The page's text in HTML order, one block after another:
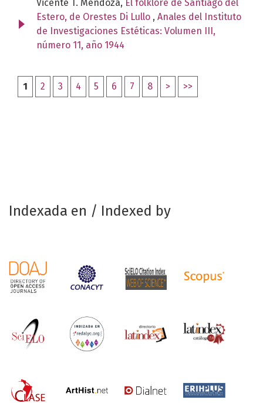
Vicente T. Mendoza, El folklore de Santiago del
Estero, de Orestes Di Lullo , Anales del Instituto
de Investigaciones Estéticas: Volumen III,
número 11, año 1944
1 2 3 4 5 6 7 8 > >>
Indexada en / Indexed by